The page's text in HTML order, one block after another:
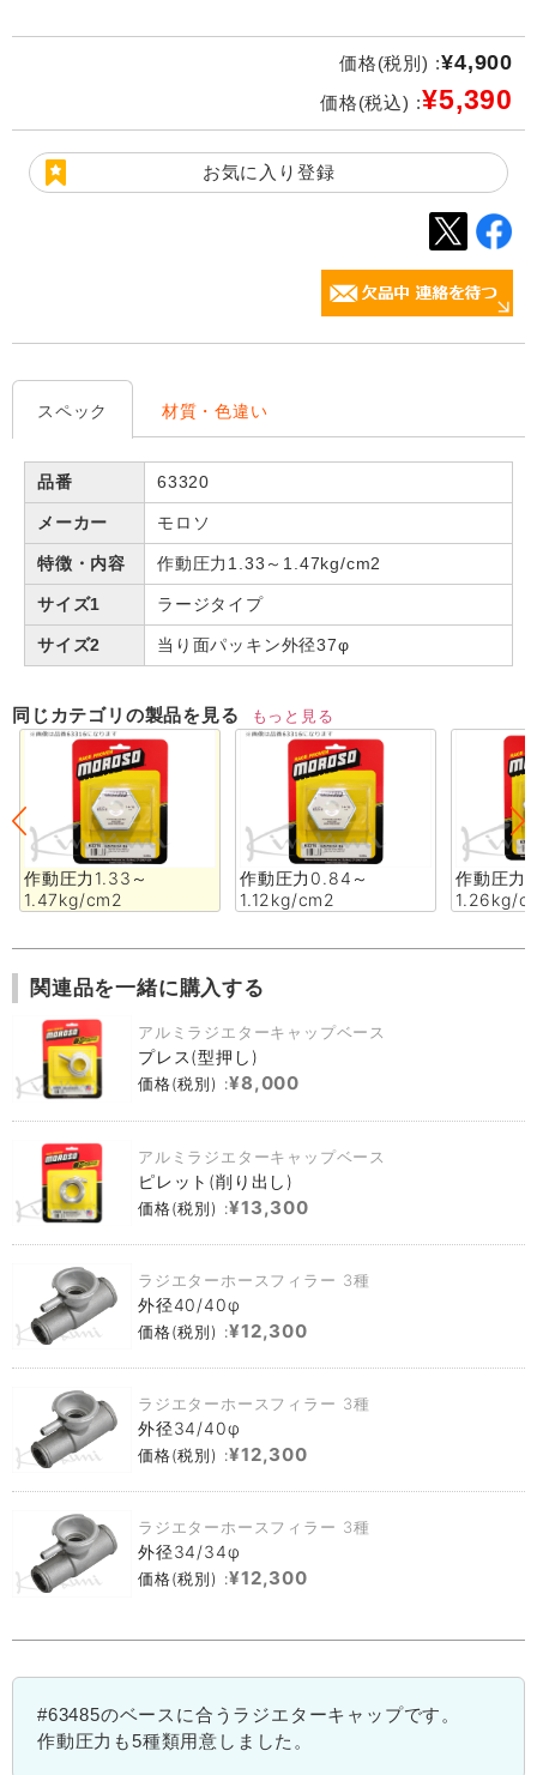
価格(税別) :¥4,900
価格(税込) :¥5,390
お気に入り登録
スペック 材質・色違い
品番 63320
メーカー モロソ
特徴・内容 作動圧力1.33～1.47kg/cm2
サイズ1 ラージタイプ
サイズ2 当り面パッキン外径37φ
同じカテゴリの製品を見る もっと見る
作動圧力1.33～
1.47kg/cm2
作動圧力0.84～
1.12kg/cm2
作動圧力
1.26kg/
関連品を一緒に購入する
アルミラジエターキャップベース
プレス(型押し)
価格(税別) :¥8,000
アルミラジエターキャップベース
ピレット(削り出し)
価格(税別) :¥13,300
ラジエターホースフィラー 3種
外径40/40φ
価格(税別) :¥12,300
ラジエターホースフィラー 3種
外径34/40φ
価格(税別) :¥12,300
ラジエターホースフィラー 3種
外径34/34φ
価格(税別) :¥12,300
#63485のベースに合うラジエターキャップです。
作動圧力も5種類用意しました。